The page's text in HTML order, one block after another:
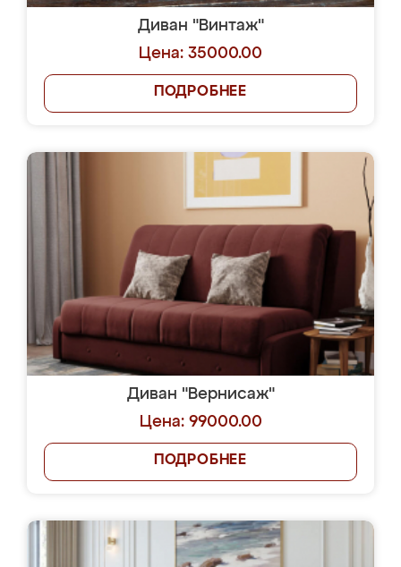
Диван "Винтаж"
Цена: 35000.00
ПОДРОБНЕЕ
Диван "Вернисаж"
Цена: 99000.00
ПОДРОБНЕЕ